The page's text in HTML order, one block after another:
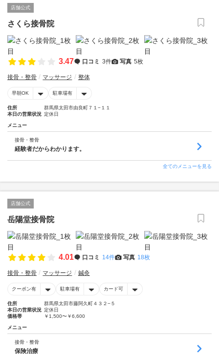
店舗公式
さくら接骨院
3.47 口コミ 3件 写真 5枚
接骨・整骨 マッサージ 整体
早朝OK 駐車場有
住所
群馬県太田市由良町７１−１１
本日の営業状況 定休日
メニュー
接骨・整骨
経験者だからわかります。
全てのメニューを見る
店舗公式
岳陽堂接骨院
4.01 口コミ 14件 写真 18枚
接骨・整骨 マッサージ 鍼灸
クーポン有 駐車場有 カード可
住所
群馬県太田市藤阿久町４３２−５
本日の営業状況 定休日
価格帯
￥1,500〜￥6,600
メニュー
接骨・整骨
保険治療